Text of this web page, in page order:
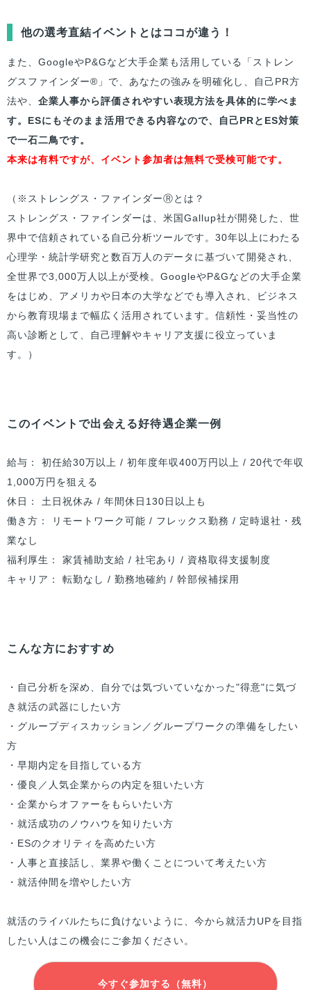
他の選考直結イベントとはココが違う！
また、GoogleやP&Gなど大手企業も活用している「ストレン
グスファインダー®」で、あなたの強みを明確化し、自己PR方
法や、 企業人事から評価されやすい表現方法を具体的に学べま
す。ESにもそのまま活用できる内容なので、自己PRとES対策
で一石二鳥です。
本来は有料ですが、イベント参加者は無料で受検可能です。
（※ストレングス・ファインダーⓇとは？
ストレングス・ファインダーは、米国Gallup社が開発した、世
界中で信頼されている自己分析ツールです。30年以上にわたる
心理学・統計学研究と数百万人のデータに基づいて開発され、
全世界で3,000万人以上が受検。GoogleやP&Gなどの大手企業
をはじめ、アメリカや日本の大学などでも導入され、ビジネス
から教育現場まで幅広く活用されています。信頼性・妥当性の
高い診断として、自己理解やキャリア支援に役立っていま
す。）
このイベントで出会える好待遇企業一例
給与： 初任給30万以上 / 初年度年収400万円以上 / 20代で年収
1,000万円を狙える
休日： 土日祝休み / 年間休日130日以上も
働き方： リモートワーク可能 / フレックス勤務 / 定時退社・残
業なし
福利厚生： 家賃補助支給 / 社宅あり / 資格取得支援制度
キャリア： 転勤なし / 勤務地確約 / 幹部候補採用
こんな方におすすめ
・自己分析を深め、自分では気づいていなかった"得意"に気づ
き就活の武器にしたい方
・グループディスカッション／グループワークの準備をしたい
方
・早期内定を目指している方
・優良／人気企業からの内定を狙いたい方
・企業からオファーをもらいたい方
・就活成功のノウハウを知りたい方
・ESのクオリティを高めたい方
・人事と直接話し、業界や働くことについて考えたい方
・就活仲間を増やしたい方
就活のライバルたちに負けないように、今から就活力UPを目指
したい人はこの機会にご参加ください。
今すぐ参加する（無料）